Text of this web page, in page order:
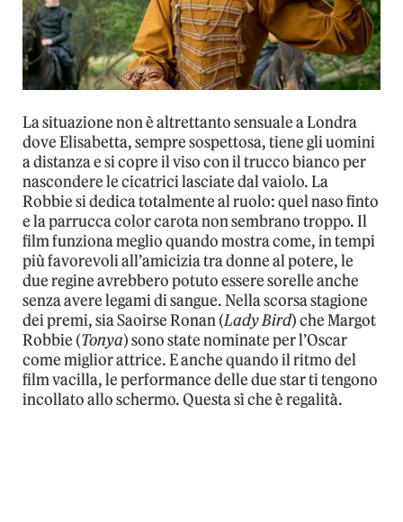
La situazione non è altrettanto sensuale a Londra
dove Elisabetta, sempre sospettosa, tiene gli uomini
a distanza e si copre il viso con il trucco bianco per
nascondere le cicatrici lasciate dal vaiolo. La
Robbie si dedica totalmente al ruolo: quel naso finto
e la parrucca color carota non sembrano troppo. Il
film funziona meglio quando mostra come, in tempi
più favorevoli all’amicizia tra donne al potere, le
due regine avrebbero potuto essere sorelle anche
senza avere legami di sangue. Nella scorsa stagione
dei premi, sia Saoirse Ronan (Lady Bird) che Margot
Robbie (Tonya) sono state nominate per l’Oscar
come miglior attrice. E anche quando il ritmo del
film vacilla, le performance delle due star ti tengono
incollato allo schermo. Questa sì che è regalità.